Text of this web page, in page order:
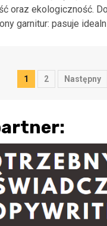
oraz ekologiczność.
garnitur: pasuje
1 2 Następny